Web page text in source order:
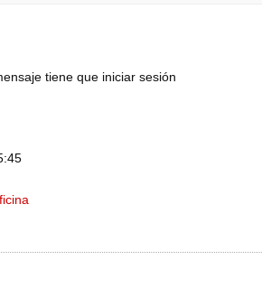
tiene que iniciar sesión